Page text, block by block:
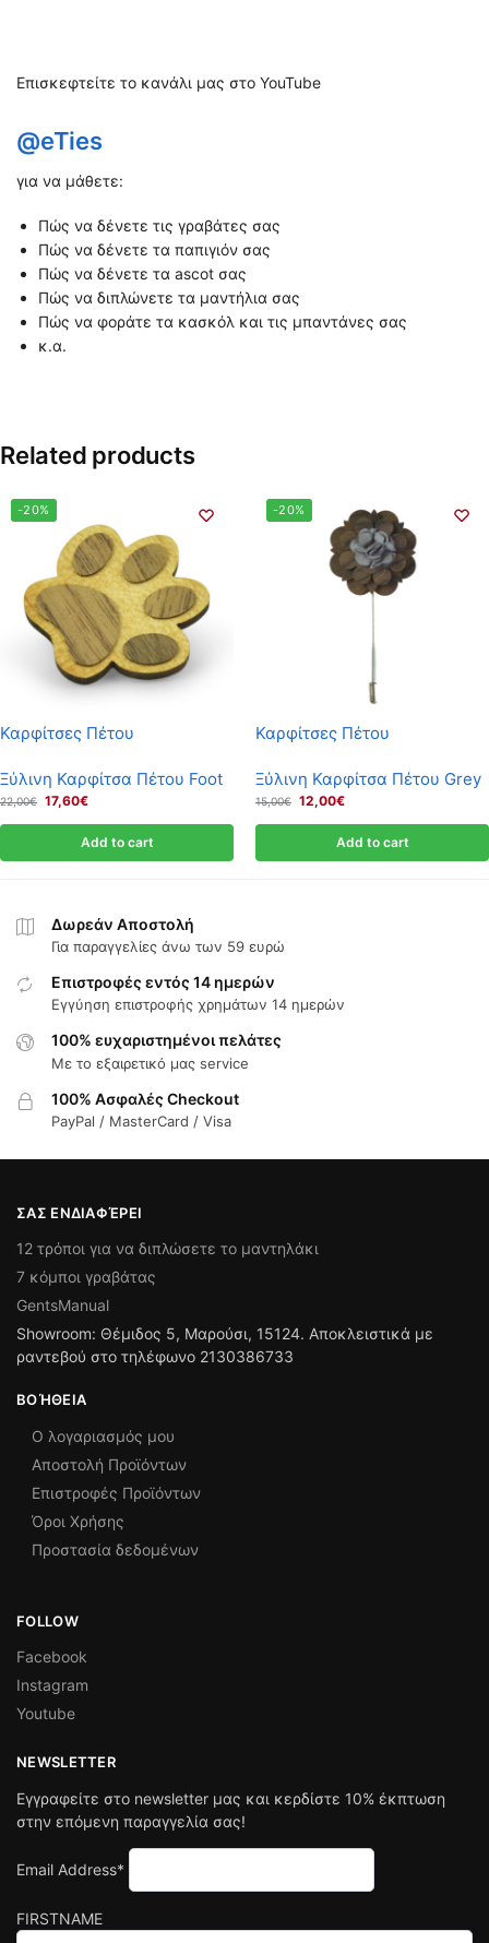
Επισκεφτείτε το κανάλι μας στο YouTube
@eTies
για να μάθετε:
Πώς να δένετε τις γραβάτες σας
Πώς να δένετε τα παπιγιόν σας
Πώς να δένετε τα ascot σας
Πώς να διπλώνετε τα μαντήλια σας
Πώς να φοράτε τα κασκόλ και τις μπαντάνες σας
κ.α.
Related products
-20%
Καρφίτσες Πέτου
Ξύλινη Καρφίτσα Πέτου Foot
22,00€ 17,60€
Add to cart
-20%
Καρφίτσες Πέτου
Ξύλινη Καρφίτσα Πέτου Grey
15,00€ 12,00€
Add to cart
Δωρεάν Αποστολή
Για παραγγελίες άνω των 59 ευρώ
Επιστροφές εντός 14 ημερών
Εγγύηση επιστροφής χρημάτων 14 ημερών
100% ευχαριστημένοι πελάτες
Με το εξαιρετικό μας service
100% Ασφαλές Checkout
PayPal / MasterCard / Visa
ΣΑΣ ΕΝΔΙΑΦΈΡΕΙ
12 τρόποι για να διπλώσετε το μαντηλάκι
7 κόμποι γραβάτας
GentsManual
Showroom: Θέμιδος 5, Μαρούσι, 15124. Αποκλειστικά με
ραντεβού στο τηλέφωνο 2130386733
ΒΟΉΘΕΙΑ
Ο λογαριασμός μου
Αποστολή Προϊόντων
Επιστροφές Προϊόντων
Όροι Χρήσης
Προστασία δεδομένων
FOLLOW
Facebook
Instagram
Youtube
NEWSLETTER
Εγγραφείτε στο newsletter μας και κερδίστε 10% έκπτωση
στην επόμενη παραγγελία σας!
Email Address*
FIRSTNAME